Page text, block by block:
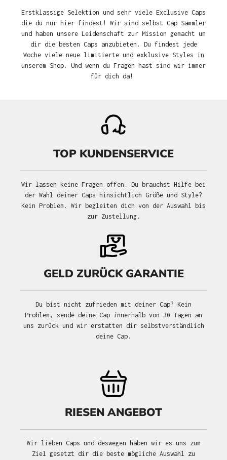
Erstklassige Selektion und sehr viele Exclusive Caps
die du nur hier findest! Wir sind selbst Cap Sammler
und haben unsere Leidenschaft zur Mission gemacht um
dir die besten Caps anzubieten. Du findest jede
Woche viele neue limitierte und exklusive Styles in
unserem Shop. Und wenn du Fragen hast sind wir immer
für dich da!
TOP KUNDENSERVICE
Wir lassen keine Fragen offen. Du brauchst Hilfe bei
der Wahl deiner Caps hinsichtlich Größe und Style?
Kein Problem. Wir begleiten dich von der Auswahl bis
zur Zustellung.
GELD ZURÜCK GARANTIE
Du bist nicht zufrieden mit deiner Cap? Kein
Problem, sende deine Cap innerhalb von 30 Tagen an
uns zurück und wir erstatten dir selbstverständlich
deine Cap.
RIESEN ANGEBOT
Wir lieben Caps und deswegen haben wir es uns zum
Ziel gesetzt dir die beste mögliche Auswahl zu